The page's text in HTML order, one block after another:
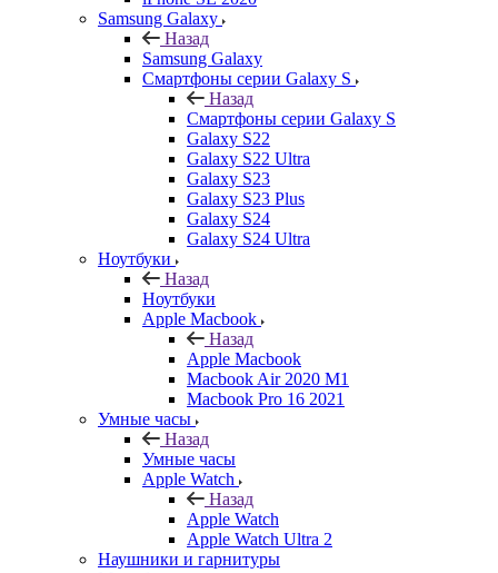
Samsung Galaxy
Назад
Samsung Galaxy
Смартфоны серии Galaxy S
Назад
Смартфоны серии Galaxy S
Galaxy S22
Galaxy S22 Ultra
Galaxy S23
Galaxy S23 Plus
Galaxy S24
Galaxy S24 Ultra
Ноутбуки
Назад
Ноутбуки
Apple Macbook
Назад
Apple Macbook
Macbook Air 2020 M1
Macbook Pro 16 2021
Умные часы
Назад
Умные часы
Apple Watch
Назад
Apple Watch
Apple Watch Ultra 2
Наушники и гарнитуры